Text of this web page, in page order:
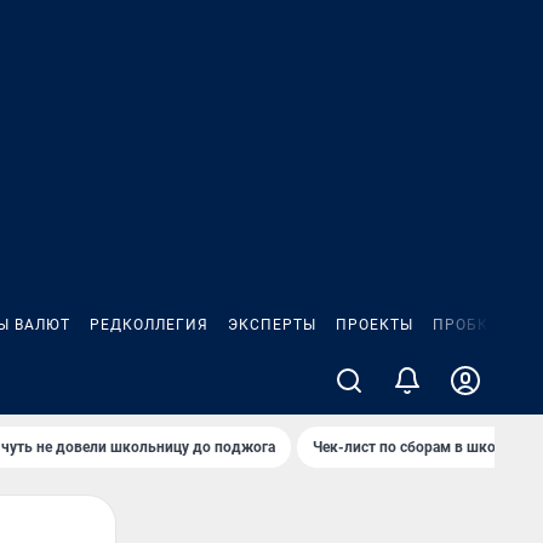
ВАЛЮТ РЕДКОЛЛЕГИЯ ЭКСПЕРТЫ ПРОЕКТЫ ПРОБКИ
не довели школьницу до поджога Чек-лист по сборам в школу в